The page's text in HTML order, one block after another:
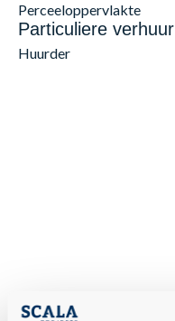
Perceeloppervlakte
Particuliere verhuur
Huurder